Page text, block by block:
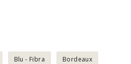
Blu - Fibra Bordeaux